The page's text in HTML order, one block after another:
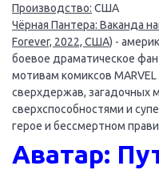
Производство: США
Чёрная Пантера: Ваканда
Forever, 2022, США) -
боевое драматическое
мотивам комиксов
сверхдержав, загадочных
сверхспособностями и
герое и бессмертном
Аватар: